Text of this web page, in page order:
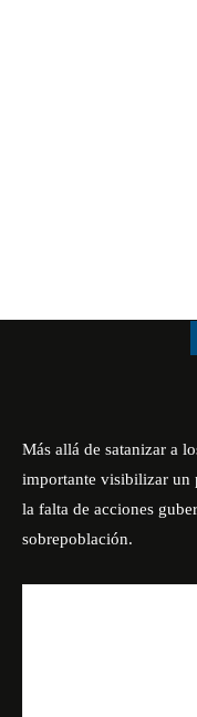
Más allá de satanizar a
importante visibilizar un
la falta de acciones
sobrepoblación.